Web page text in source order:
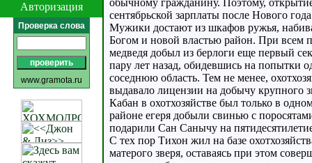
Авторизация
Проверка слова
www.gramota.ru
обычному гражданину. Поэтому,
сентябрьской зарплаты после Нового
Мужики достают из шкафов ружья,
Богом и новой властью район. При всем
медведя добыл из берлоги еще первый
пару лет назад, обидевшись на попытки
соседнюю область. Тем не менее,
выдавало лицензии на добычу крупного
Кабан в охотхозяйстве был только в
районе егеря добыли свинью с
подарили Сан Санычу на
С тех пор Тихон жил на базе
матерого зверя, оставаясь при этом